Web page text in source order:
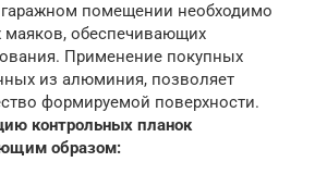
помещении необходимо
обеспечивающих
Применение покупных
из алюминия, позволяет
формируемой поверхности.
контрольных планок
образом: